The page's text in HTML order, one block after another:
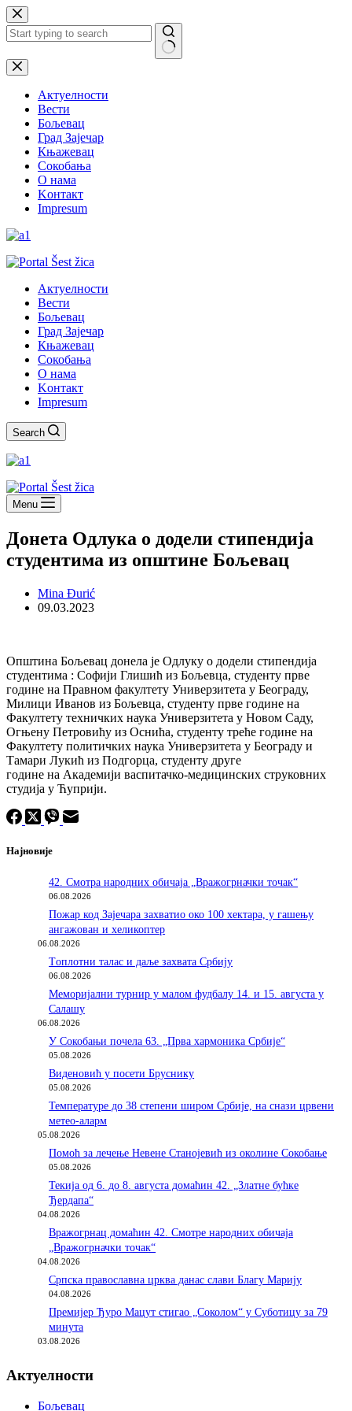
Skip
to
content
No
results
Актуелности
Вести
Бољевац
Град Зајечар
Књажевац
Сокобања
O нама
Kонтакт
Impresum
Актуелности
Вести
Бољевац
Град Зајечар
Књажевац
Сокобања
O нама
Kонтакт
Impresum
Search
Menu
Донета Одлука о додели стипендија
студентима из општине Бољевац
Mina Đurić
09.03.2023
Општина Бољевац донела је Одлуку о додели стипендија
студентима : Софији Глишић из Бољевца, студенту прве
године на Правном факултету Универзитета у Београду,
Милици Иванов из Бољевца, студенту прве године на
Факултету техничких наука Универзитета у Новом Саду,
Огњену Петровићу из Оснића, студенту треће године на
Факултету политичких наука Универзитета у Београду и
Тамари Лукић из Подгорца, студенту друге
године на Академији васпитачко-медицинских струковних
студија у Ћуприји.
Најновије
42. Смотра народних обичаја „Вражогрначки точак“
06.08.2026
Пожар код Зајечара захватио око 100 хектара, у гашењу
ангажован и хеликоптер
06.08.2026
Tоплотни талас и даље захвата Србију
06.08.2026
Меморијални турнир у малом фудбалу 14. и 15. августа у
Салашу
06.08.2026
У Сокобањи почела 63. „Прва хармоника Србије“
05.08.2026
Виденовић у посети Бруснику
05.08.2026
Температуре до 38 степени широм Србије, на снази црвени
метео-аларм
05.08.2026
Помоћ за лечење Невене Станојевић из околине Сокобање
05.08.2026
Текија од 6. до 8. августа домаћин 42. „Златне бућке
Ђердапа“
04.08.2026
Вражогрнац домаћин 42. Смотре народних обичаја
„Вражогрначки точак“
04.08.2026
Српска православна црква данас слави Благу Марију
04.08.2026
Премијер Ђуро Мацут стигао „Соколом“ у Суботицу за 79
минута
03.08.2026
Актуелности
Бољевац